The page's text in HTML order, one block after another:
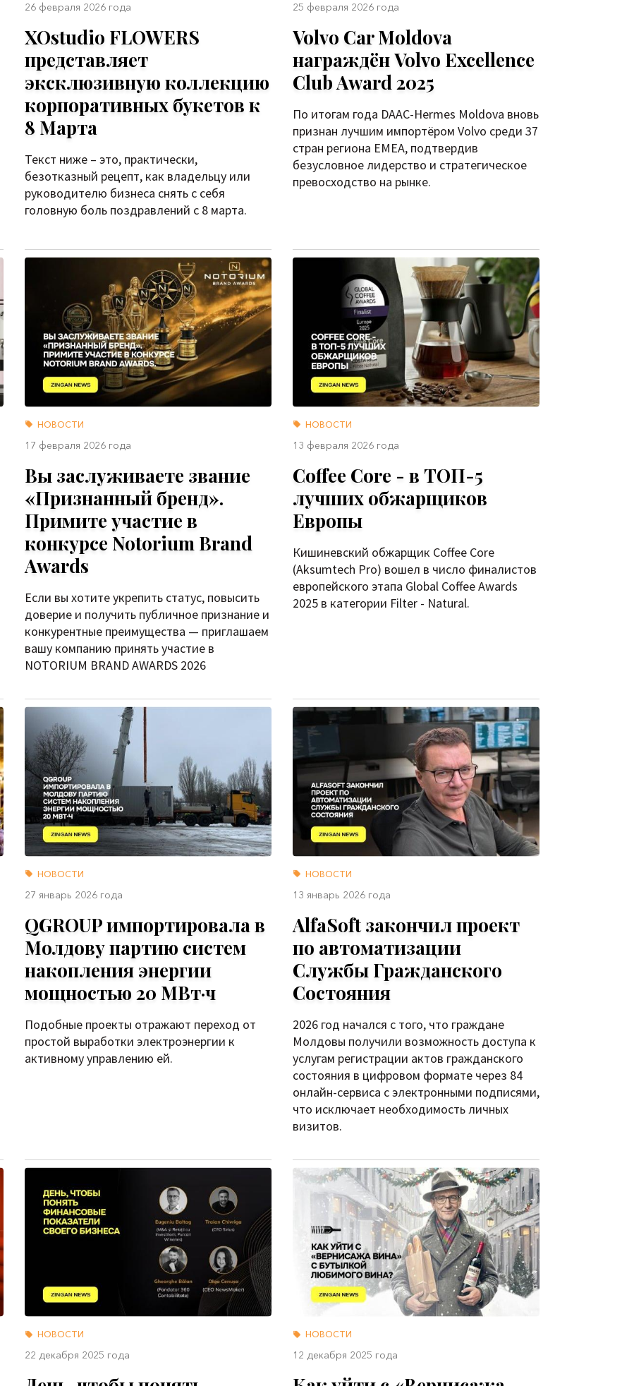
26 февраля 2026 года
XOstudio FLOWERS
представляет
эксклюзивную коллекцию
корпоративных букетов к
8 Марта
Текст ниже – это, практически,
безотказный рецепт, как владельцу или
руководителю бизнеса снять с себя
головную боль поздравлений с 8 марта.
25 февраля 2026 года
Volvo Car Moldova
награждён Volvo Excellence
Club Award 2025
По итогам года DAAC-Hermes Moldova вновь
признан лучшим импортёром Volvo среди 37
стран региона EMEA, подтвердив
безусловное лидерство и стратегическое
превосходство на рынке.
НОВОСТИ
17 февраля 2026 года
Вы заслуживаете звание
«Признанный бренд».
Примите участие в
конкурсе Notorium Brand
Awards
Если вы хотите укрепить статус, повысить
доверие и получить публичное признание и
конкурентные преимущества — приглашаем
вашу компанию принять участие в
NOTORIUM BRAND AWARDS 2026
НОВОСТИ
13 февраля 2026 года
Coffee Core - в ТОП-5
лучших обжарщиков
Европы
Кишиневский обжарщик Coffee Core
(Aksumtech Pro) вошел в число финалистов
европейского этапа Global Coffee Awards
2025 в категории Filter - Natural.
НОВОСТИ
27 январь 2026 года
QGROUP импортировала в
Молдову партию систем
накопления энергии
мощностью 20 МВт·ч
Подобные проекты отражают переход от
простой выработки электроэнергии к
активному управлению ей.
НОВОСТИ
13 январь 2026 года
AlfaSoft закончил проект
по автоматизации
Службы Гражданского
Состояния
2026 год начался с того, что граждане
Молдовы получили возможность доступа к
услугам регистрации актов гражданского
состояния в цифровом формате через 84
онлайн-сервиса с электронными подписями,
что исключает необходимость личных
визитов.
НОВОСТИ
22 декабря 2025 года
НОВОСТИ
12 декабря 2025 года